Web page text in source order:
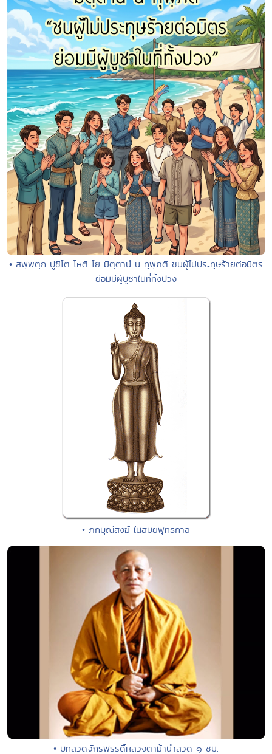
• สพฺพตฺถ ปูชิโต โหติ โย มิตฺตานํ น ทุพฺภติ ชนผู้ไม่ประทุษร้ายต่อมิตร
ย่อมมีผู้บูชาในที่ทั้งปวง
• ภิกษุณีสงฆ์ ในสมัยพุทธกาล
• บทสวดจักรพรรดิ์หลวงตาม้านำสวด ๑ ชม.